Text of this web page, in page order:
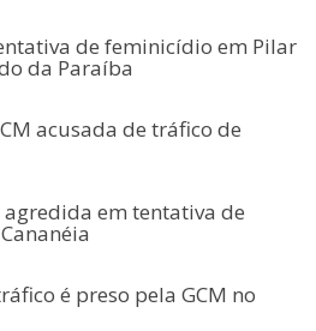
de feminicídio em Pilar
da Paraíba
acusada de tráfico de
em tentativa de
é preso pela GCM no